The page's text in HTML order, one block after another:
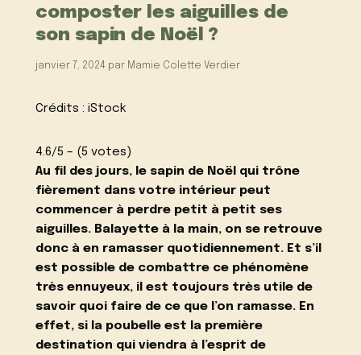
composter les aiguilles de
son sapin de Noël ?
janvier 7, 2024 par Mamie Colette Verdier
Crédits : iStock
4.6/5 – (5 votes)
Au fil des jours, le sapin de Noël qui trône
fièrement dans votre intérieur peut
commencer à perdre petit à petit ses
aiguilles. Balayette à la main, on se retrouve
donc à en ramasser quotidiennement. Et s’il
est possible de combattre ce phénomène
très ennuyeux, il est toujours très utile de
savoir quoi faire de ce que l’on ramasse. En
effet, si la poubelle est la première
destination qui viendra à l’esprit de